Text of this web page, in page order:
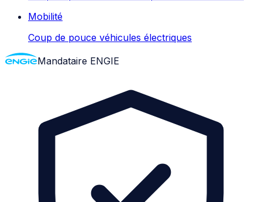
Mobilité
Coup de pouce véhicules électriques
Mandataire ENGIE